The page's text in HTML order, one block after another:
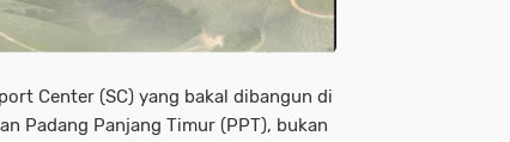
Center (SC) yang bakal dibangun di
Padang Panjang Timur (PPT), bukan